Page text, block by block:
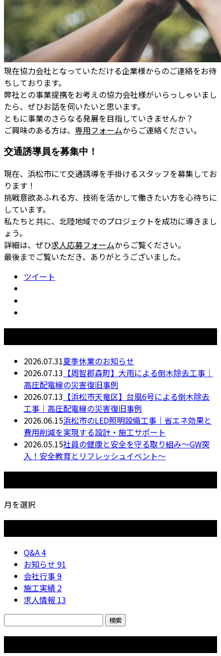
現在協力会社となっていただける企業様からのご連絡をお待
ちしております。
弊社との事業提携をお考えの協力会社様がいらっしゃいまし
たら、ぜひお話を伺いたいと思います。
ともに事業のさらなる発展を目指していきませんか？
ご興味のある方は、 専用フォームからご連絡ください。
交通誘導員を募集中！
現在、浜松市にて交通誘導を手掛けるスタッフを募集してお
ります！
挑戦意欲あふれる方、技術を活かして働きたい方を心待ちに
しています。
私たちと共に、北陸地域でのプロジェクトを成功に導きまし
ょう。
詳細は、ぜひ求人応募フォームからご覧ください。
最後までご覧いただき、ありがとうございました。
ツイート
2026.07.31夏季休業のお知らせ
2026.07.13 【周智郡森町】大雨による倒木除去工事｜
高圧配電線の災害復旧事例
2026.07.13 【浜松市天竜区】台風6号による倒木除去
工事｜高圧配電線の災害復旧事例
2026.06.15浜松市のLED照明設備工事｜省エネ効果と
費用削減を実現する設計・施工サポート
2026.05.15社員の健康と安全を守る取り組み〜GW突
入！安全教育とリフレッシュイベント〜
月を選択
Q&A4
お知らせ 91
会社行事9
施工実績 2
求人情報 13